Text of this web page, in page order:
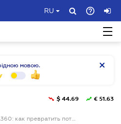
RU
мовою.
Бесплатный вебинар "AI в LIGA360: как превратить поток информации в готовые ответы и решения"
$ 44.69 € 51.63